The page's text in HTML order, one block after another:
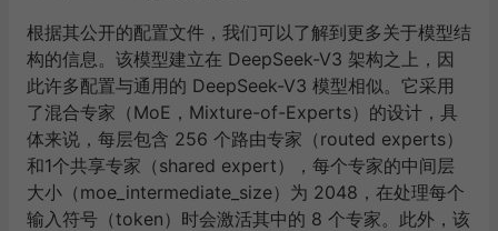
根据其公开的配置文件，我们可以了解到更多关于模型结
构的信息。该模型建立在 DeepSeek-V3 架构之上，因
此许多配置与通用的 DeepSeek-V3 模型相似。它采用
了混合专家（MoE，Mixture-of-Experts）的设计，具
体来说，每层包含 256 个路由专家（routed experts）
和1个共享专家（shared expert），每个专家的中间层
大小（moe_intermediate_size）为 2048，在处理每个
输入符号（token）时会激活其中的 8 个专家。此外，该